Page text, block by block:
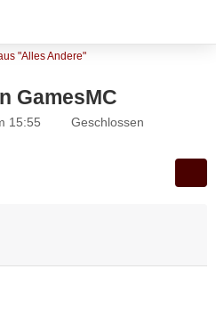
"Alles Andere"
GamesMC
15:55
Geschlossen